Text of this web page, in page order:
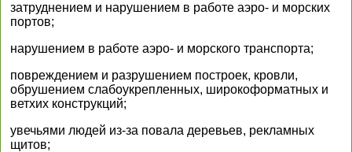
затруднением и нарушением в работе аэро- и морских
портов;
нарушением в работе аэро- и морского транспорта;
повреждением и разрушением построек, кровли,
обрушением слабоукрепленных, широкоформатных и
ветхих конструкций;
увечьями людей из-за повала деревьев, рекламных
щитов;